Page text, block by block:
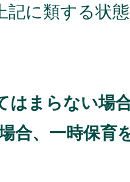
記に類する状
はまらない場
合、一時保育